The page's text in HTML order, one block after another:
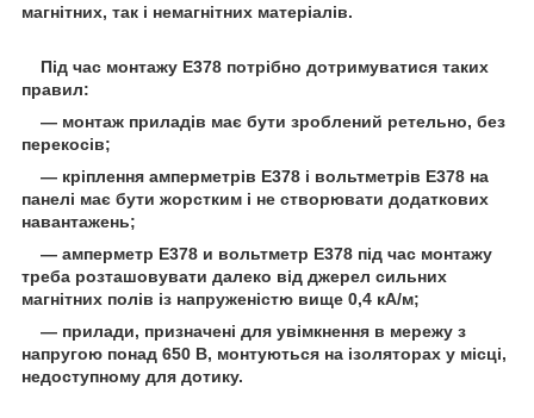
магнітних, так і немагнітних матеріалів.
Під час монтажу Е378 потрібно дотримуватися таких
правил:
― монтаж приладів має бути зроблений ретельно, без
перекосів;
― кріплення амперметрів Е378 і вольтметрів Е378 на
панелі має бути жорстким і не створювати додаткових
навантажень;
— амперметр Е378 и вольтметр Е378 під час монтажу
треба розташовувати далеко від джерел сильних
магнітних полів із напруженістю вище 0,4 кА/м;
— прилади, призначені для увімкнення в мережу з
напругою понад 650 В, монтуються на ізоляторах у місці,
недоступному для дотику.